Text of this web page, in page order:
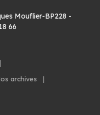
Mouflier-BP228 -
66
|
archives
|